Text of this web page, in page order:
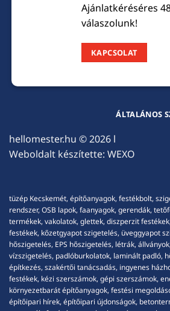
Ajánlatkéréséres
válaszolunk!
KAPCSOLAT
hellomester.hu © 2026 l
Weboldalt készítette: WEXO
ÁLTALÁNOS
tüzép Kecskemét, építőanyagok, festékbolt,
rendszer, OSB lapok, faanyagok, gerendák,
termékek, vakolatok, glettek, diszperzit
festékek, kőzetgyapot szigetelés, üveggyapot
hőszigetelés, EPS hőszigetelés, létrák,
vízszigetelés, padlóburkolatok, laminált padló,
építkezés, szakértői tanácsadás, ingyenes
festékek, kézi szerszámok, gépi szerszámok,
környezetbarát építőanyagok, festési
építőipari hírek, építőipari újdonságok,